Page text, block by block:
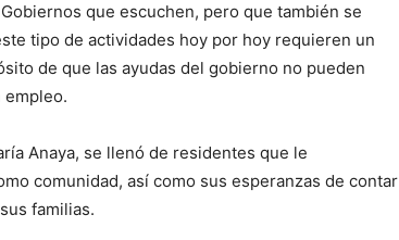
que escuchen, pero que también se
tipo de actividades hoy por hoy requieren un
de que las ayudas del gobierno no pueden
Anaya, se llenó de residentes que le
comunidad, así como sus esperanzas de contar
familias.